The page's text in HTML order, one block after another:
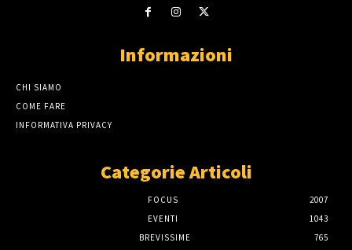
Informazioni
CHI SIAMO
COME FARE
INFORMATIVA PRIVACY
Categorie Articoli
FOCUS
2007
EVENTI
1043
BREVISSIME
765